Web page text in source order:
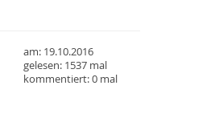
am: 19.10.2016
gelesen: 1537 mal
kommentiert: 0 mal